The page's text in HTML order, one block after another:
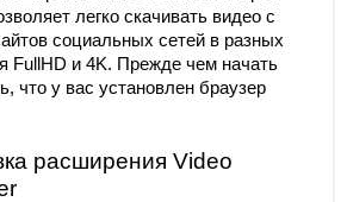
легко скачивать видео с
социальных сетей в разных
FullHD и 4K. Прежде чем начать
что у вас установлен браузер
расширения Video